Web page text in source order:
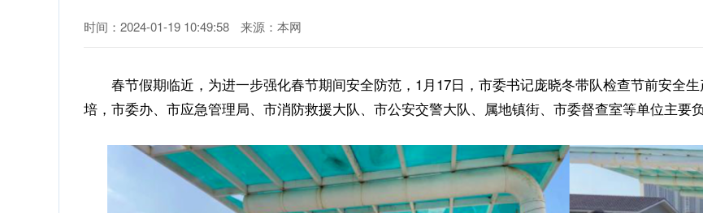
时间：2024-01-19 10:49:58 来源：本网
春节假期临近，为进一步强化春节期间安全防范，1月17日，市委书记庞晓冬带队检查节前安全
培，市委办、市应急管理局、市消防救援大队、市公安交警大队、属地镇街、市委督查室等单位主要